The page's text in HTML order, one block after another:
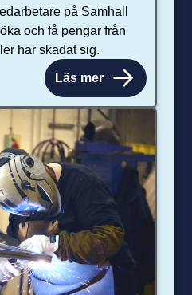
på Samhall
och få pengar från
har skadat sig.
Läs mer